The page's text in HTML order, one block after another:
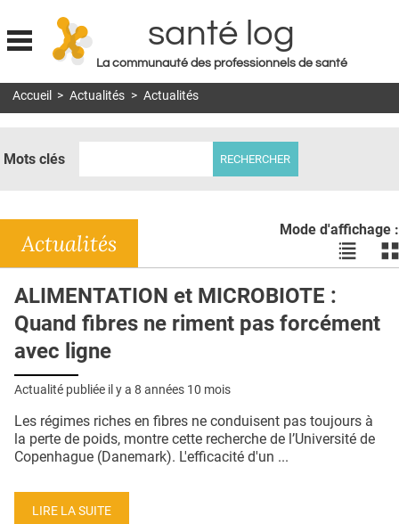
Jump to navigation
santé log
La communauté des professionnels de santé
MON COMPTE
DOSSIERS
RÉSEAUX
E-REVUE SAD
L'APP
PUBLICITÉ
CONTACT
Accueil > Actualités > Actualités
Mots clés
Mode d'affichage :
Voir
les
liste
les
Actualités
ALIMENTATION et MICROBIOTE :
Quand fibres ne riment pas forcément
avec ligne
Actualité publiée il y a 8 années 10 mois
Les régimes riches en fibres ne conduisent pas toujours à
la perte de poids, montre cette recherche de l’Université de
Copenhague (Danemark). L'efficacité d'un ...
LIRE LA SUITE